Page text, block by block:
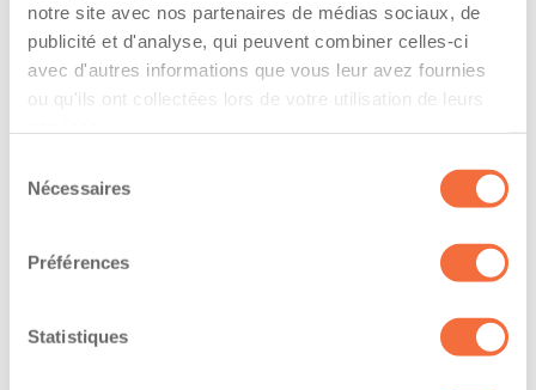
notre site avec nos partenaires de médias sociaux, de
publicité et d'analyse, qui peuvent combiner celles-ci
avec d'autres informations que vous leur avez fournies
ou qu'ils ont collectées lors de votre utilisation de leurs
Nécessaires
Préférences
Statistiques
quebec
Diplômes et certifications
Formations / certifications - Transport de
Formations / certifications - Certification de
Formations / certifications - Carte pour permis de
permis de conduire